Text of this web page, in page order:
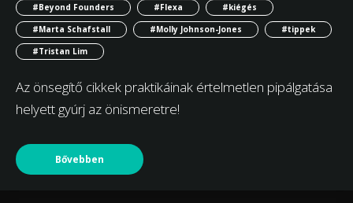
#Beyond Founders #Flexa
#kiégés
#Marta Schafstall
#Molly Johnson-Jones
#tippek
#Tristan Lim
Az önsegítő cikkek praktikáinak értelmetlen pipálgatása
helyett gyúrj az önismeretre!
Bővebben